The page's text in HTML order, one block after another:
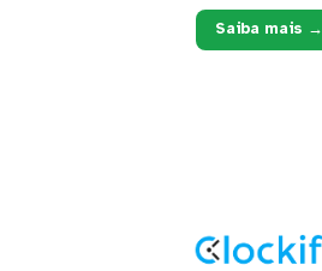
Saiba mais →